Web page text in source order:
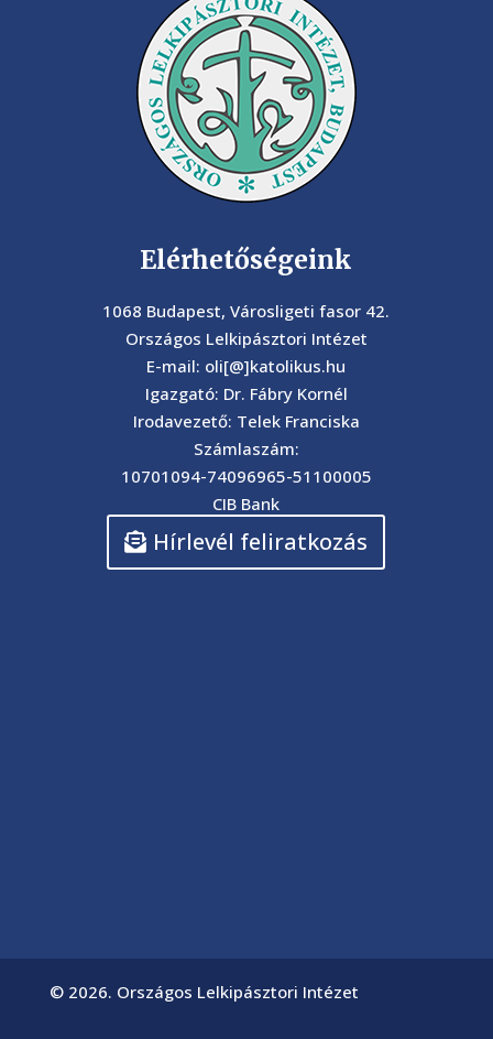
Elérhetőségeink
1068 Budapest, Városligeti fasor 42.
Országos Lelkipásztori Intézet
E-mail: oli[@]katolikus.hu
Igazgató: Dr. Fábry Kornél
Irodavezető: Telek Franciska
Számlaszám:
10701094-74096965-51100005
CIB Bank
Hírlevél feliratkozás
© 2026. Országos Lelkipásztori Intézet